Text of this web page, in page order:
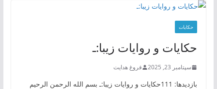
حکایات
حکایات و روایات زیبا:ـ
سپتامبر 23, 2025 فروغ هدایت
بازدیدها: 111حکایات و روایات زیبا:ـ بسم الله الرحمن الرحیم